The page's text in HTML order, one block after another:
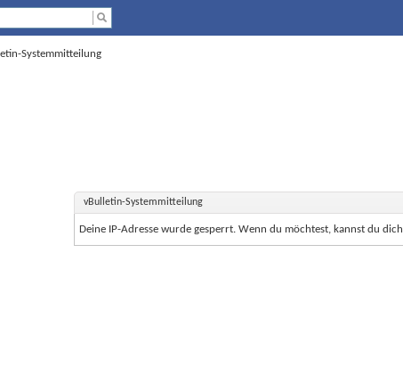
Systemmitteilung
vBulletin-Systemmitteilung
Deine IP-Adresse wurde gesperrt. Wenn du möchtest, kannst du dich